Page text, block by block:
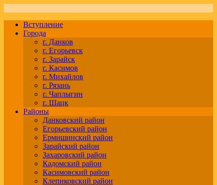
Вступление
Города
г. Данков
г. Егорьевск
г. Зарайск
г. Касимов
г. Михайлов
г. Рязань
г. Чаплыгин
г. Шацк
Районы
Данковский район
Егорьевский район
Ермишинский район
Зарайский район
Захаровский район
Кадомский район
Касимовский район
Клепиковский район